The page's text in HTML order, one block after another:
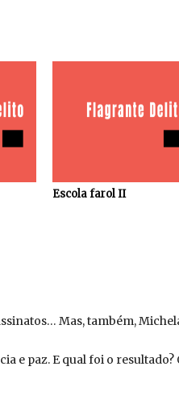
Escola farol II
Mas, também,
e paz. E qual foi o resultado?